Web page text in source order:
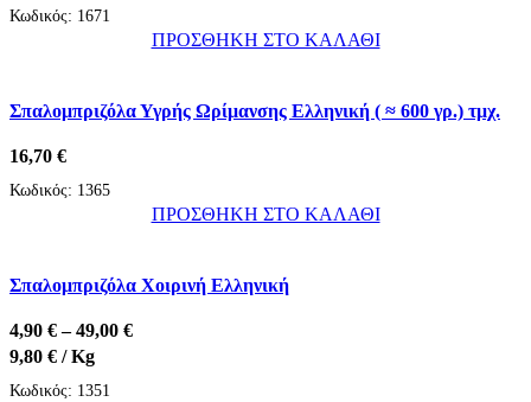
Κωδικός: 1671
ΠΡΟΣΘΗΚΗ ΣΤΟ ΚΑΛΑΘΙ
Σπαλομπριζόλα Υγρής Ωρίμανσης Ελληνική ( ≈ 600 γρ.) τμχ.
16,70 €
Κωδικός: 1365
ΠΡΟΣΘΗΚΗ ΣΤΟ ΚΑΛΑΘΙ
Σπαλομπριζόλα Χοιρινή Ελληνική
4,90 € – 49,00 €Price
9,80 € / Kg
Κωδικός: 1351